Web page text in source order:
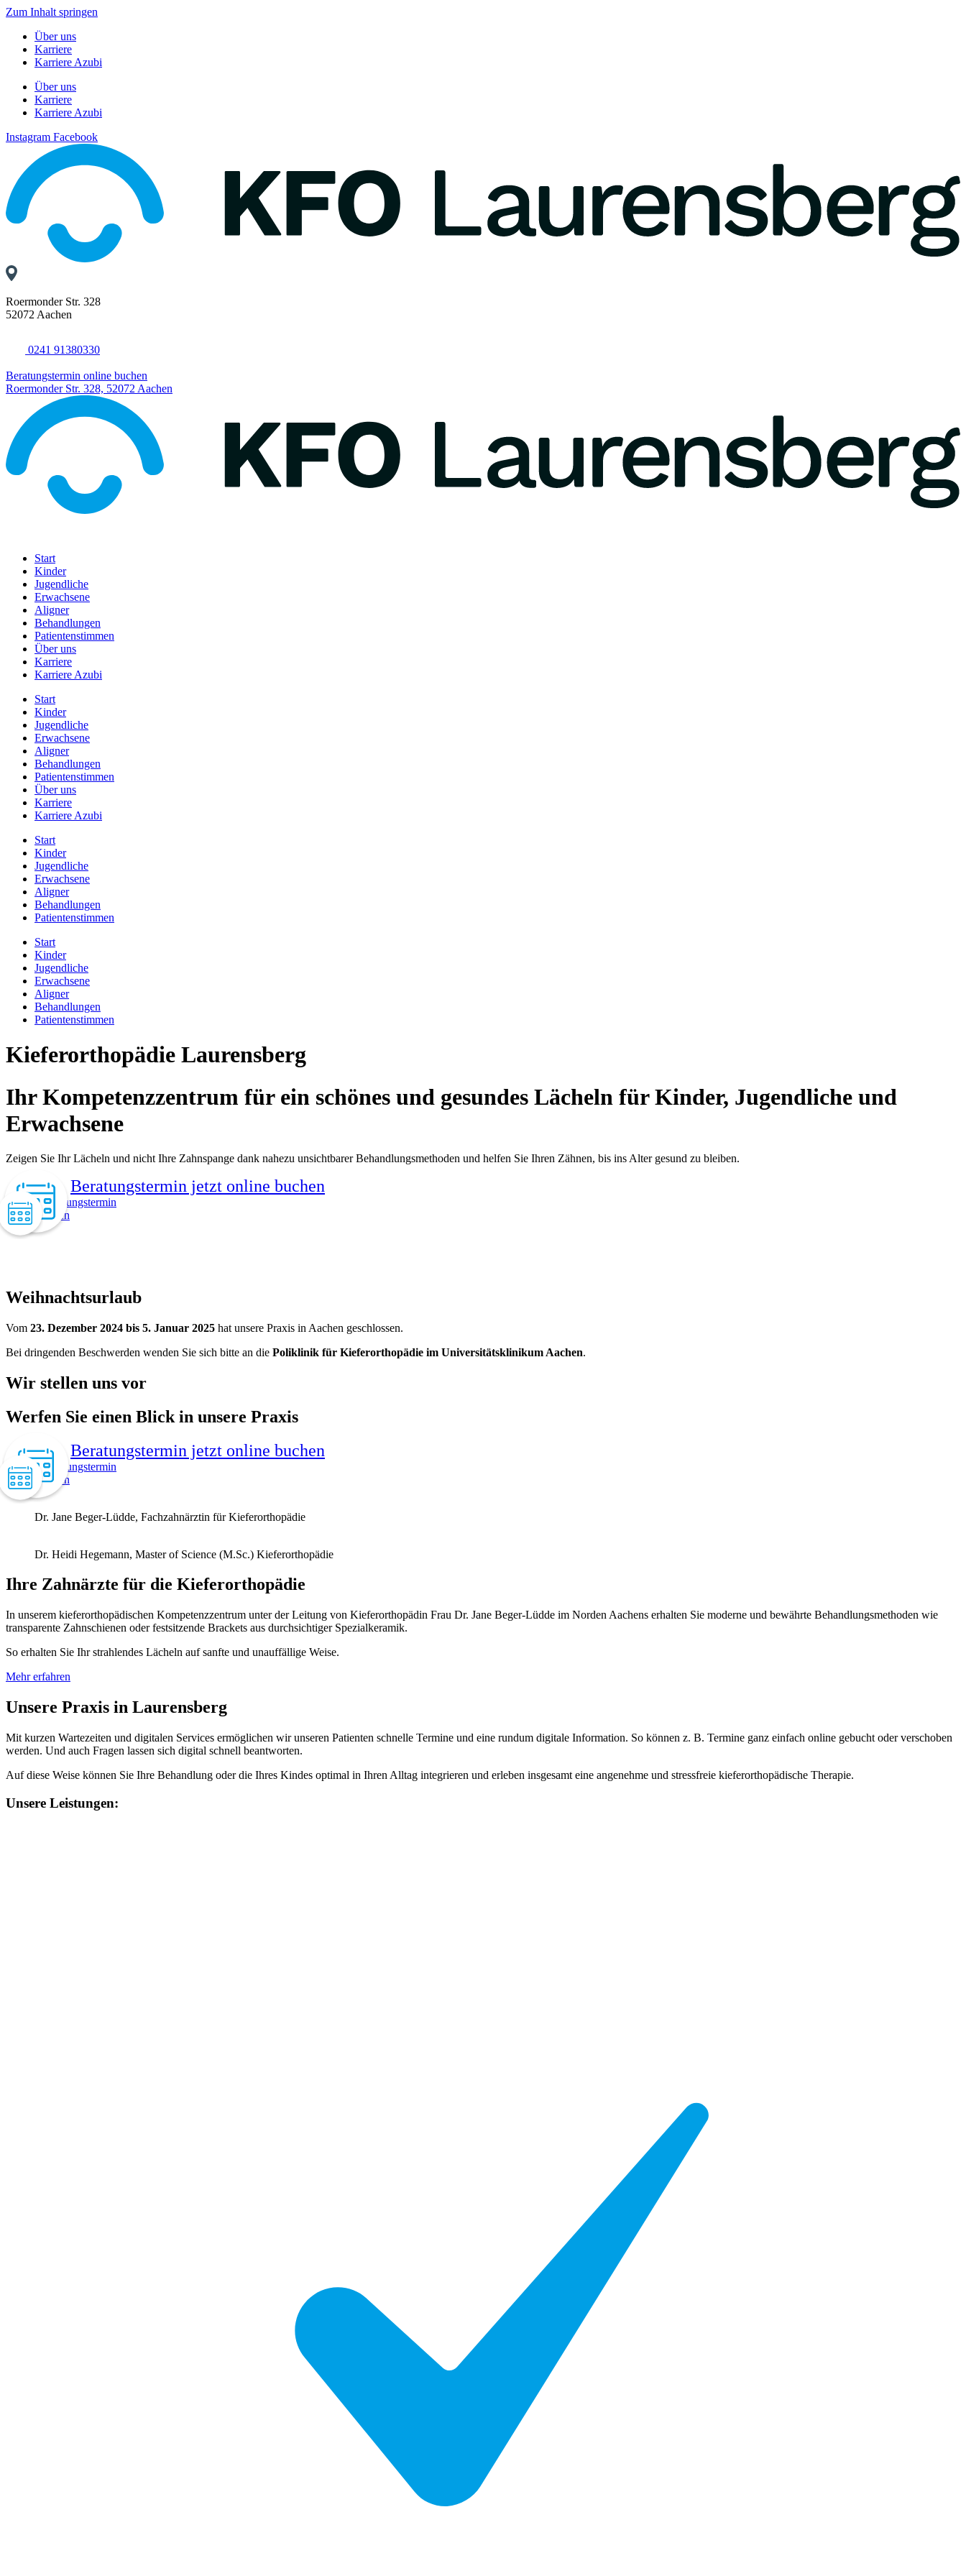
Zum Inhalt springen
Über uns
Karriere
Karriere Azubi
Über uns
Karriere
Karriere Azubi
Instagram Facebook
Roermonder Str. 328
52072 Aachen
0241 91380330
Beratungstermin online buchen
Roermonder Str. 328, 52072 Aachen​
Start
Kinder
Jugendliche
Erwachsene
Aligner
Behandlungen
Patientenstimmen
Über uns
Karriere
Karriere Azubi
Start
Kinder
Jugendliche
Erwachsene
Aligner
Behandlungen
Patientenstimmen
Über uns
Karriere
Karriere Azubi
Start
Kinder
Jugendliche
Erwachsene
Aligner
Behandlungen
Patientenstimmen
Start
Kinder
Jugendliche
Erwachsene
Aligner
Behandlungen
Patientenstimmen
Kieferorthopädie Laurensberg
Ihr Kompetenz­zentrum für ein schönes und gesundes Lächeln für Kinder, Jugendliche und
Erwachsene
Zeigen Sie Ihr Lächeln und nicht Ihre Zahnspange dank nahezu unsichtbarer Behandlungsmethoden und helfen Sie Ihren Zähnen, bis ins Alter gesund zu bleiben.
Beratungstermin jetzt online buchen
Beratungstermin
online buchen
Weihnacht­surlaub
Vom 23. Dezember 2024 bis 5. Januar 2025 hat unsere Praxis in Aachen geschlossen.
Bei dringenden Beschwerden wenden Sie sich bitte an die Poliklinik für Kieferorthopädie im Universitätsklinikum Aachen.
Wir stellen uns vor
Werfen Sie einen Blick in unsere Praxis
Beratungstermin jetzt online buchen
Beratungstermin
online buchen
Dr. Jane Beger-Lüdde, Fachzahnärztin für Kieferorthopädie
Dr. Heidi Hegemann, Master of Science (M.Sc.) Kieferorthopädie
Ihre Zahnärzte für die Kiefer­orthopädie
In unserem kieferorthopädischen Kompetenzzentrum unter der Leitung von Kieferorthopädin Frau Dr. Jane Beger-Lüdde im Norden Aachens erhalten Sie moderne und bewährte Behandlungsmethoden wie
transparente Zahnschienen oder festsitzende Brackets aus durchsichtiger Spezialkeramik.
So erhalten Sie Ihr strahlendes Lächeln auf sanfte und unauffällige Weise.
Mehr erfahren
Unsere Praxis in Laurensberg
Mit kurzen Wartezeiten und digitalen Services ermöglichen wir unseren Patienten schnelle Termine und eine rundum digitale Information. So können z. B. Termine ganz einfach online gebucht oder verschoben
werden. Und auch Fragen lassen sich digital schnell beantworten.
Auf diese Weise können Sie Ihre Behandlung oder die Ihres Kindes optimal in Ihren Alltag integrieren und erleben insgesamt eine angenehme und stressfreie kieferorthopädische Therapie.
Unsere Leistungen: